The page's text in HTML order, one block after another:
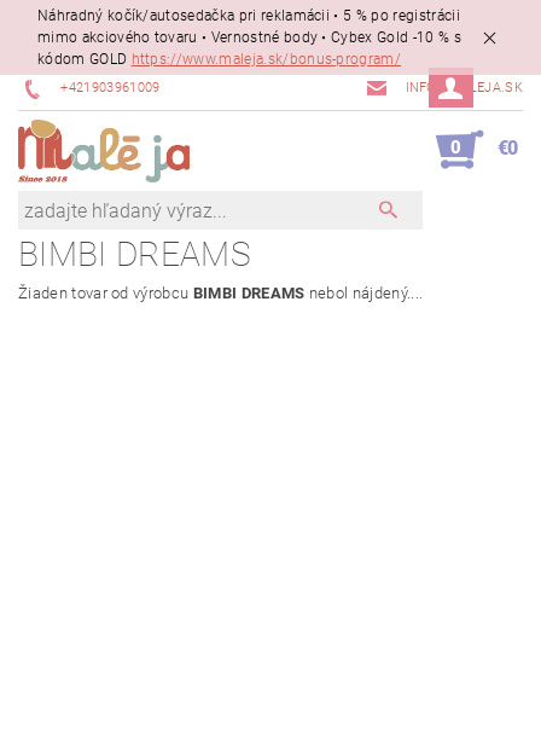
Náhradný kočík/autosedačka pri reklamácii • 5 % po registrácii
mimo akciového tovaru • Vernostné body • Cybex Gold -10 % s
kódom GOLD https://www.maleja.sk/bonus-program/
+421903961009 INFO@MALEJA.SK
0 €0
BIMBI DREAMS
Žiaden tovar od výrobcu BIMBI DREAMS nebol nájdený....